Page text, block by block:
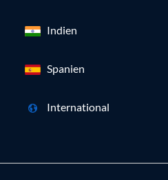
Indien
Spanien
International